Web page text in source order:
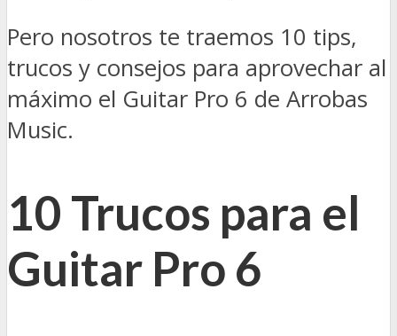
Pero nosotros te traemos 10 tips,
trucos y consejos para aprovechar al
máximo el Guitar Pro 6 de Arrobas
Music.
10 Trucos para el
Guitar Pro 6